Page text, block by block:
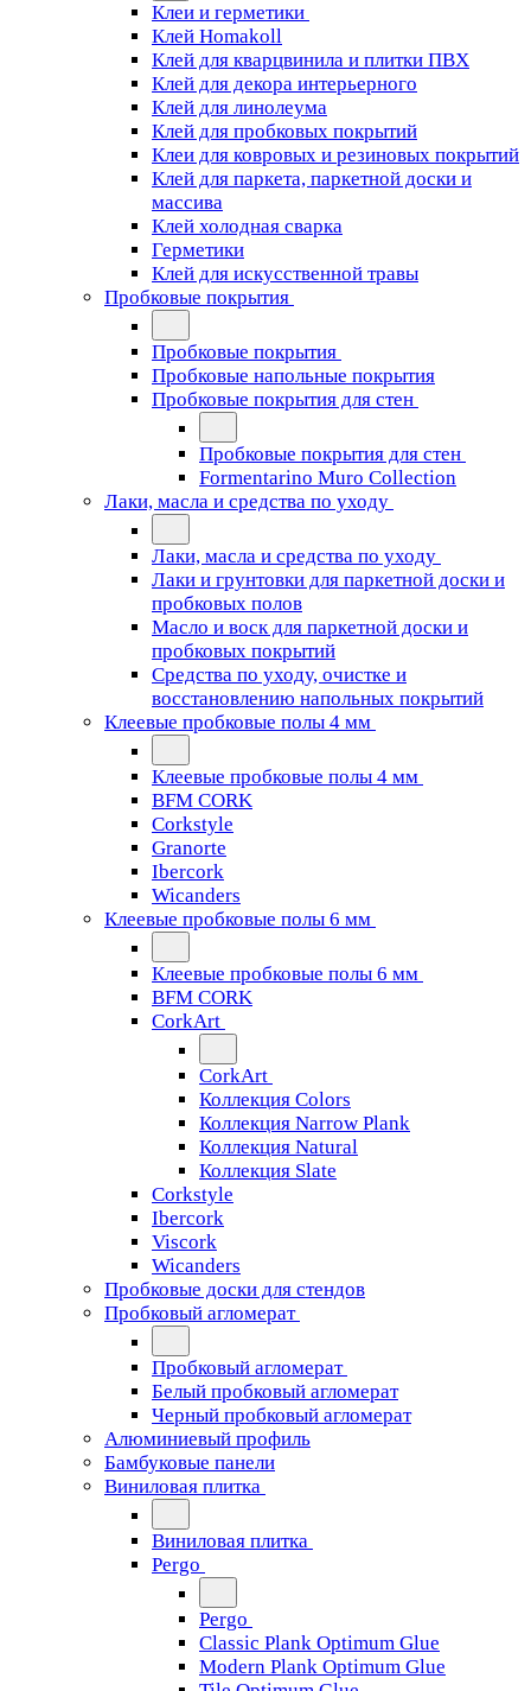
Клеи и герметики
Клей Homakoll
Клей для кварцвинила и плитки ПВХ
Клей для декора интерьерного
Клей для линолеума
Клей для пробковых покрытий
Клеи для ковровых и резиновых покрытий
Клей для паркета, паркетной доски и
массива
Клей холодная сварка
Герметики
Клей для искусственной травы
Пробковые покрытия
Пробковые покрытия
Пробковые напольные покрытия
Пробковые покрытия для стен
Пробковые покрытия для стен
Formentarino Muro Collection
Лаки, масла и средства по уходу
Лаки, масла и средства по уходу
Лаки и грунтовки для паркетной доски и
пробковых полов
Масло и воск для паркетной доски и
пробковых покрытий
Средства по уходу, очистке и
восстановлению напольных покрытий
Клеевые пробковые полы 4 мм
Клеевые пробковые полы 4 мм
BFM CORK
Corkstyle
Granorte
Ibercork
Wicanders
Клеевые пробковые полы 6 мм
Клеевые пробковые полы 6 мм
BFM CORK
CorkArt
CorkArt
Коллекция Colors
Коллекция Narrow Plank
Коллекция Natural
Коллекция Slate
Corkstyle
Ibercork
Viscork
Wicanders
Пробковые доски для стендов
Пробковый агломерат
Пробковый агломерат
Белый пробковый агломерат
Черный пробковый агломерат
Алюминиевый профиль
Бамбуковые панели
Виниловая плитка
Виниловая плитка
Pergo
Pergo
Classic Plank Optimum Glue
Modern Plank Optimum Glue